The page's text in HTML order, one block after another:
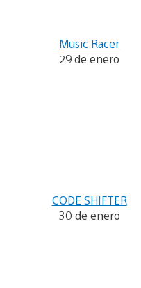
Music Racer
29 de enero
CODE SHIFTER
30 de enero